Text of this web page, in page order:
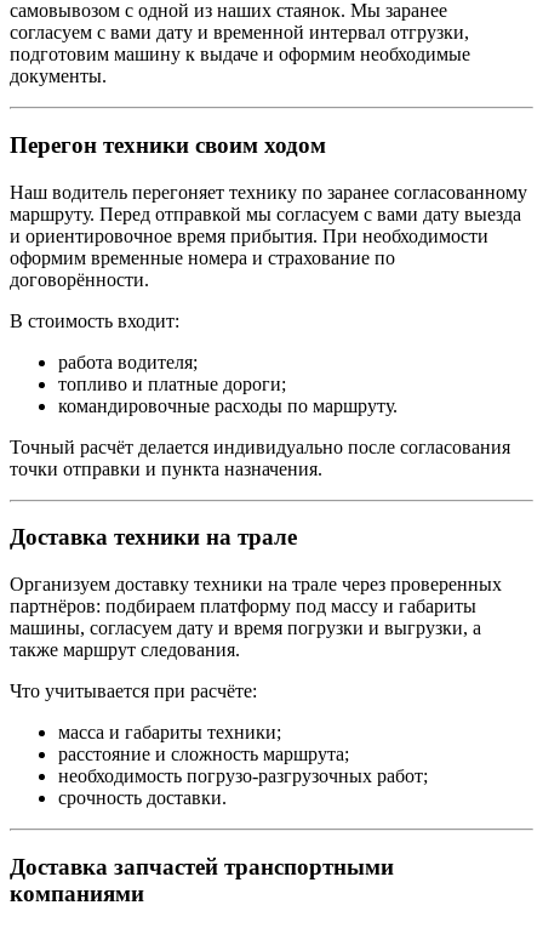
самовывозом с одной из наших стаянок. Мы заранее
согласуем с вами дату и временной интервал отгрузки,
подготовим машину к выдаче и оформим необходимые
документы.
Перегон техники своим ходом
Наш водитель перегоняет технику по заранее согласованному
маршруту. Перед отправкой мы согласуем с вами дату выезда
и ориентировочное время прибытия. При необходимости
оформим временные номера и страхование по
договорённости.
В стоимость входит:
работа водителя;
топливо и платные дороги;
командировочные расходы по маршруту.
Точный расчёт делается индивидуально после согласования
точки отправки и пункта назначения.
Доставка техники на трале
Организуем доставку техники на трале через проверенных
партнёров: подбираем платформу под массу и габариты
машины, согласуем дату и время погрузки и выгрузки, а
также маршрут следования.
Что учитывается при расчёте:
масса и габариты техники;
расстояние и сложность маршрута;
необходимость погрузо-разгрузочных работ;
срочность доставки.
Доставка запчастей транспортными
компаниями